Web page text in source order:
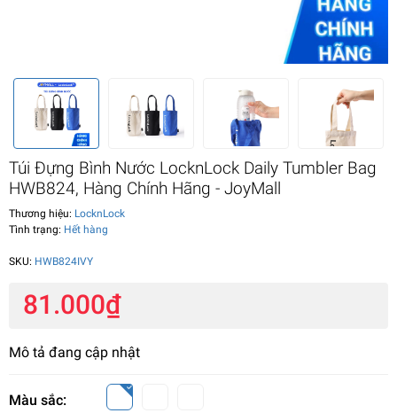
Túi Đựng Bình Nước LocknLock Daily Tumbler Bag
HWB824, Hàng Chính Hãng - JoyMall
Thương hiệu: LocknLock
Tình trạng: Hết hàng
SKU: HWB824IVY
81.000₫
Mô tả đang cập nhật
Màu sắc: